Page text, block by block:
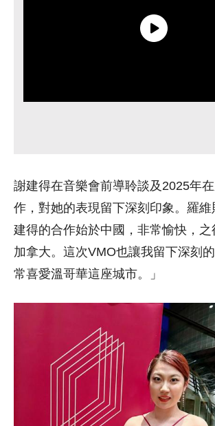
謝建得在音樂會前導聆談及2025年
作，對她的表現留下深刻印象。羅維
建得的合作始於中國，非常愉快，之
加拿大。這次VMO也讓我留下深刻
常喜愛溫哥華這座城市。」